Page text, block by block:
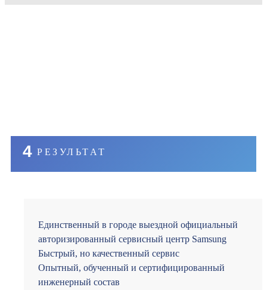
4 РЕЗУЛЬТАТ
Единственный в городе выездной официальный
авторизированный сервисный центр Samsung
Быстрый, но качественный сервис
Опытный, обученный и сертифицированный
инженерный состав